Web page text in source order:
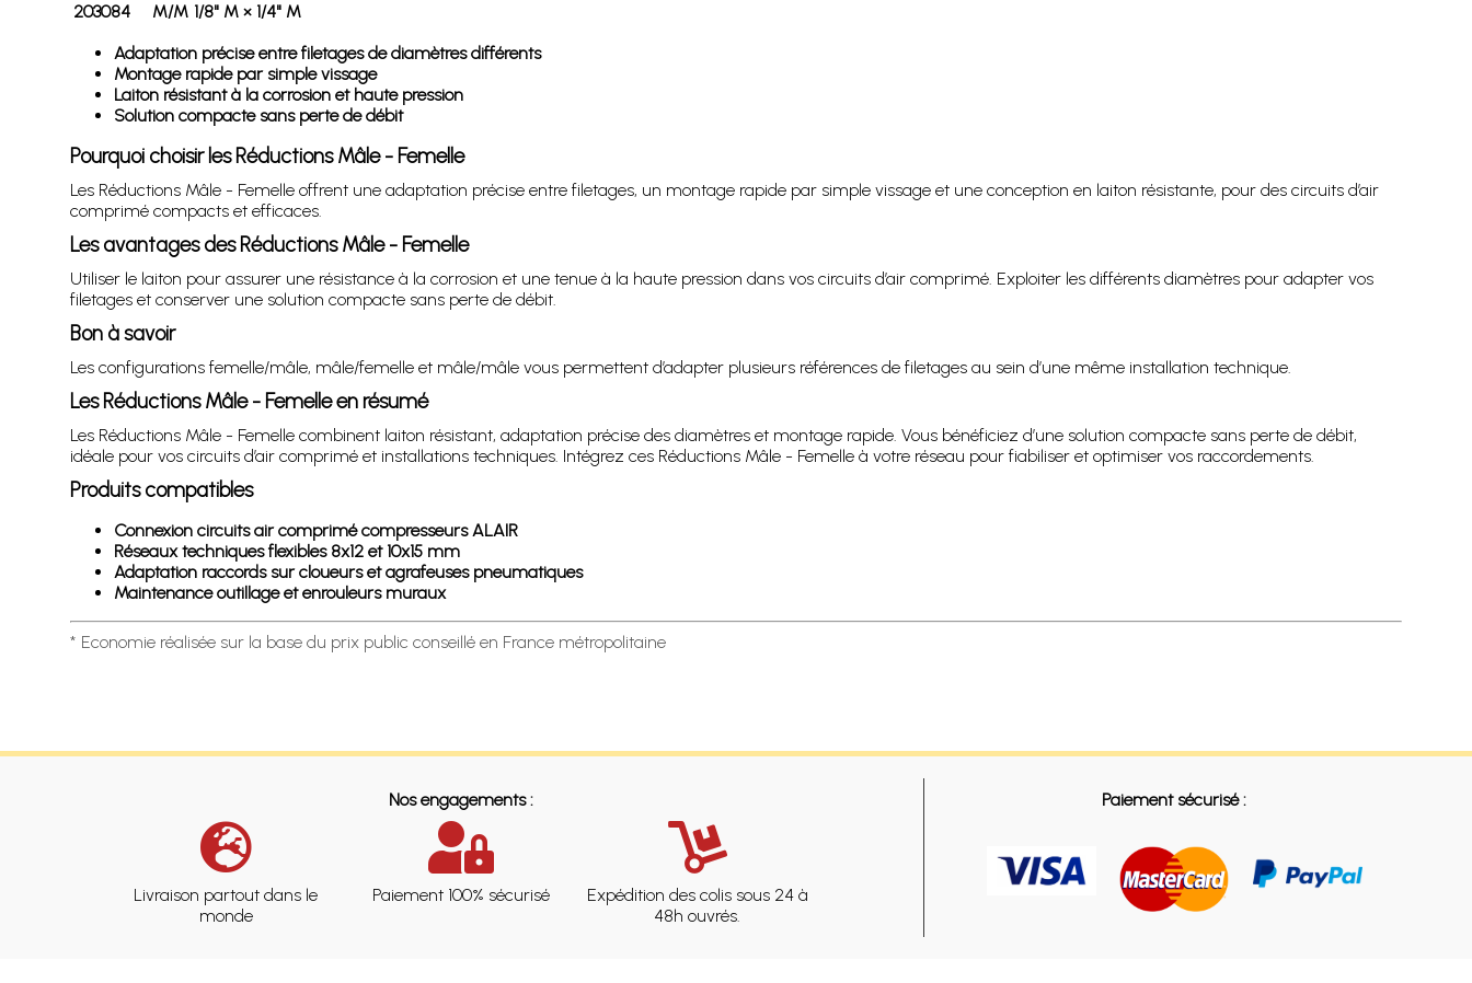
203084
M/M 1/8" M × 1/4" M
Adaptation précise entre filetages de diamètres différents
Montage rapide par simple vissage
Laiton résistant à la corrosion et haute pression
Solution compacte sans perte de débit
Pourquoi choisir les Réductions Mâle - Femelle
Les Réductions Mâle - Femelle offrent une adaptation précise entre filetages, un montage rapide par simple vissage et une conception en laiton résistante, pour des circuits d’air
comprimé compacts et efficaces.
Les avantages des Réductions Mâle - Femelle
Utiliser le laiton pour assurer une résistance à la corrosion et une tenue à la haute pression dans vos circuits d’air comprimé. Exploiter les différents diamètres pour adapter vos
filetages et conserver une solution compacte sans perte de débit.
Bon à savoir
Les configurations femelle/mâle, mâle/femelle et mâle/mâle vous permettent d’adapter plusieurs références de filetages au sein d’une même installation technique.
Les Réductions Mâle - Femelle en résumé
Les Réductions Mâle - Femelle combinent laiton résistant, adaptation précise des diamètres et montage rapide. Vous bénéficiez d’une solution compacte sans perte de débit,
idéale pour vos circuits d’air comprimé et installations techniques. Intégrez ces Réductions Mâle - Femelle à votre réseau pour fiabiliser et optimiser vos raccordements.
Produits compatibles
Connexion circuits air comprimé compresseurs ALAIR
Réseaux techniques flexibles 8x12 et 10x15 mm
Adaptation raccords sur cloueurs et agrafeuses pneumatiques
Maintenance outillage et enrouleurs muraux
* Economie réalisée sur la base du prix public conseillé en France métropolitaine
Nos engagements :
Livraison partout dans le
monde
Paiement 100% sécurisé
Expédition des colis sous 24 à
48h ouvrés.
Paiement sécurisé :